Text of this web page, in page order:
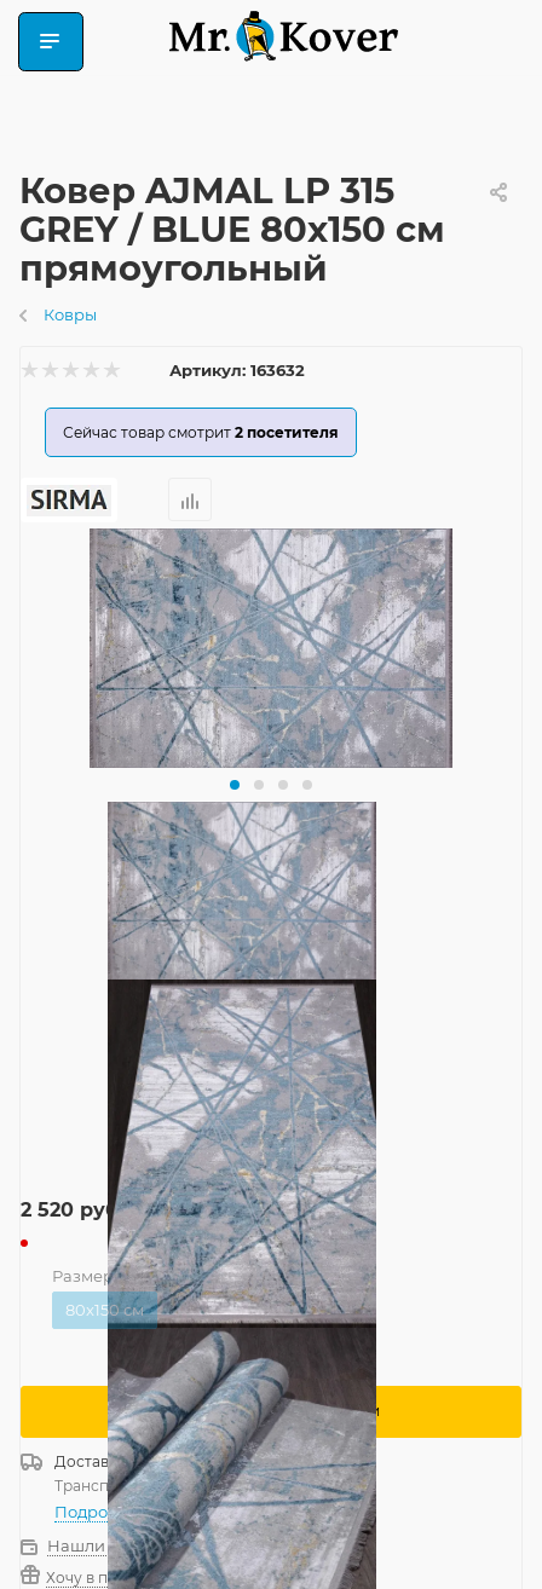
Ковер AJMAL LP 315
GREY / BLUE 80x150 см
прямоугольный
Ковры
Артикул: 163632
Сейчас товар смотрит 2 посетителя
2 520 руб.
Размер — 80x150 см
80x150 см
Сообщить о поступлении
ДоставкаРоссия
Транспортной компанией—бесплатно
Подробнее
Нашли дешевле?
Хочу в подарок